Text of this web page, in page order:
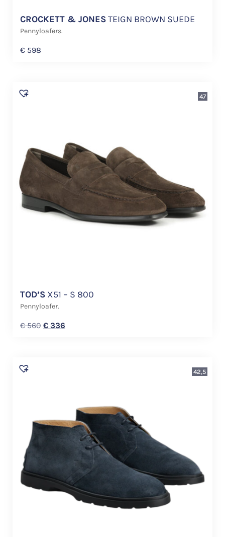
CROCKETT & JONESTEIGN BROWN SUEDE
Pennyloafers.
€ 598
TOD’S X51 – S 800
Pennyloafer.
€560 € 336
47
42,5